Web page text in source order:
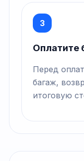
3
Оплатите
Перед
багаж,
итоговую